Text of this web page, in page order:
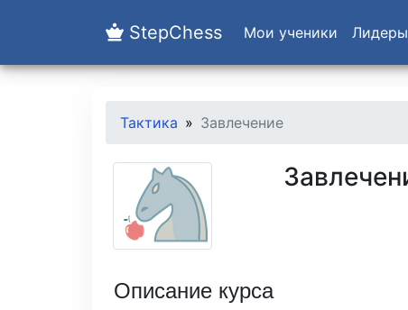
StepChess Мои ученики Лидеры
Тактика Завлечение
Описание курса